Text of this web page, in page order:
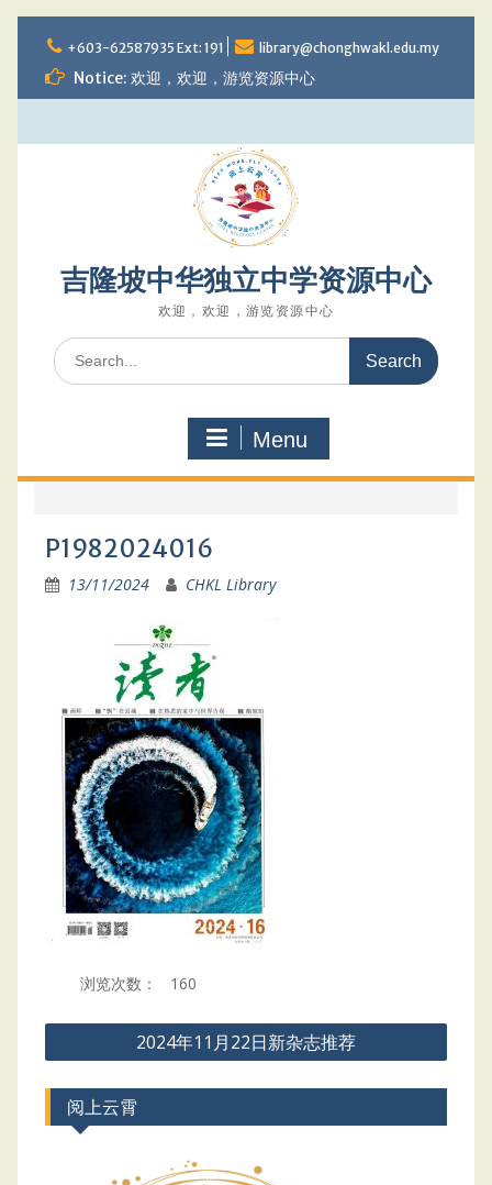
to
content
+603-62587935 Ext: 191 library@chonghwakl.edu.my
Notice: 欢迎，欢迎，游览资源中心
吉隆坡中华独立中学资源中心
欢迎，欢迎，游览资源中心
Search
for:
Menu
P1982024016
13/11/2024 CHKL Library
浏览次数： 160
Post
navigation
2024年11月22日新杂志推荐
阅上云霄